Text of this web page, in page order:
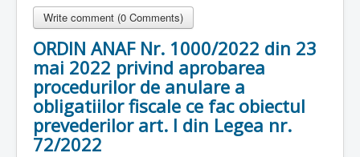
Write comment (0 Comments)
ORDIN ANAF Nr. 1000/2022 din 23
mai 2022 privind aprobarea
procedurilor de anulare a
obligatiilor fiscale ce fac obiectul
prevederilor art. I din Legea nr.
72/2022